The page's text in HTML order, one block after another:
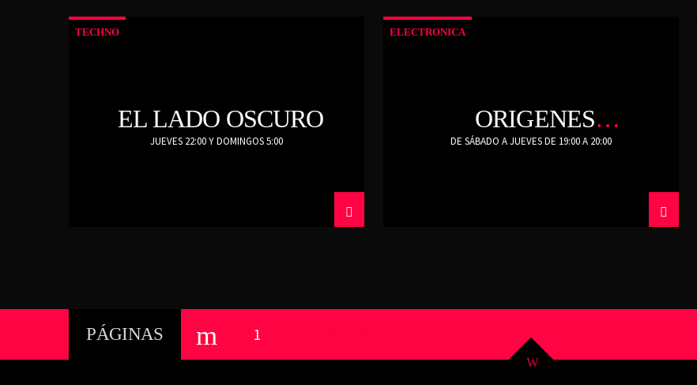
TECHNO
EL LADO OSCURO
JUEVES 22:00 Y DOMINGOS 5:00
ELECTRONICA
ORIGENES
CULTURALES
DE SÁBADO A JUEVES DE 19:00 A 20:00
PÁGINAS 1